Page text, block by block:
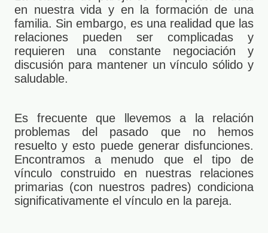
en nuestra vida y en la formación de una
familia. Sin embargo, es una realidad que las
relaciones pueden ser complicadas y
requieren una constante negociación y
discusión para mantener un vínculo sólido y
saludable.
Es frecuente que llevemos a la relación
problemas del pasado que no hemos
resuelto y esto puede generar disfunciones.
Encontramos a menudo que el tipo de
vínculo construido en nuestras relaciones
primarias (con nuestros padres) condiciona
significativamente el vínculo en la pareja.